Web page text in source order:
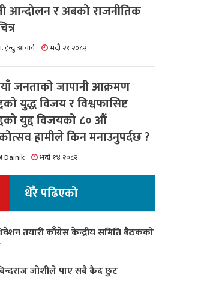
आन्दोलन र अबको राजनीतिक
ईन्दु आचार्य भदौ २९ २०८२
जनताको जापानी आक्रमण
युद्ध विजय र विश्वफासिष्ट
युद्द विजयको ८० औं
हामीले किन मनाउनुपर्दछ ?
Dainik भदौ १४ २०८२
धेरै पढिएको
तयारी काँग्रेस केन्द्रीय समिति बैठकको
जोशीले पाए सबै कैद छुट